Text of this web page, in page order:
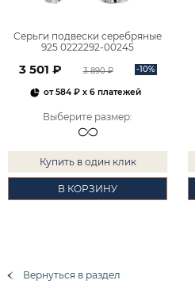
Серьги подвески серебряные
925 0222292-00245
3 501 ₽ 3 890 ₽ -10%
от584 ₽ x 6 платежей
Выберите размер:
Купить в один клик
В КОРЗИНУ
Вернуться в раздел